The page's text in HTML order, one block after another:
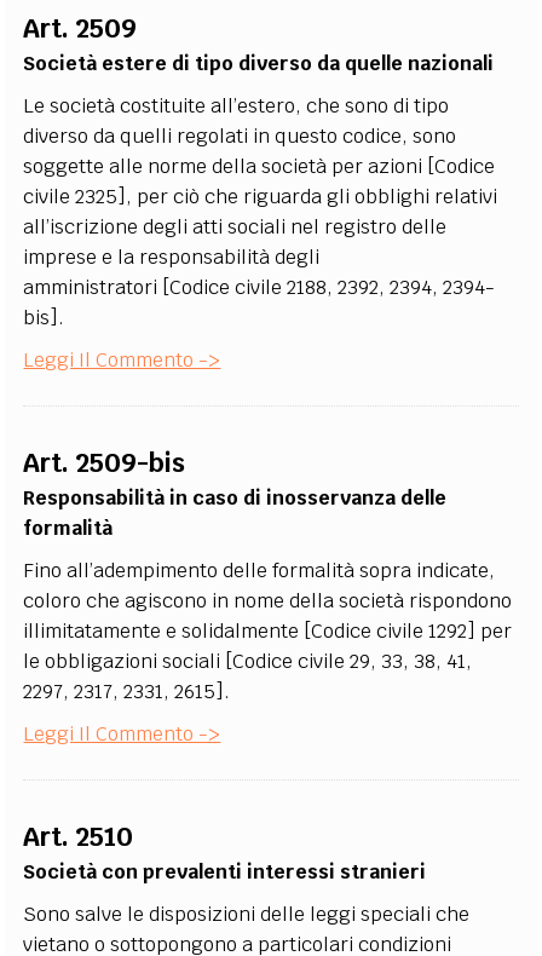
Art. 2509
Società estere di tipo diverso da quelle nazionali
Le società costituite all’estero, che sono di tipo
diverso da quelli regolati in questo codice, sono
soggette alle norme della società per azioni [Codice
civile 2325], per ciò che riguarda gli obblighi relativi
all’iscrizione degli atti sociali nel registro delle
imprese e la responsabilità degli
amministratori [Codice civile 2188, 2392, 2394, 2394-
bis].
Leggi Il Commento ->
Art. 2509-bis
Responsabilità in caso di inosservanza delle
formalità
Fino all’adempimento delle formalità sopra indicate,
coloro che agiscono in nome della società rispondono
illimitatamente e solidalmente [Codice civile 1292] per
le obbligazioni sociali [Codice civile 29, 33, 38, 41,
2297, 2317, 2331, 2615].
Leggi Il Commento ->
Art. 2510
Società con prevalenti interessi stranieri
Sono salve le disposizioni delle leggi speciali che
vietano o sottopongono a particolari condizioni